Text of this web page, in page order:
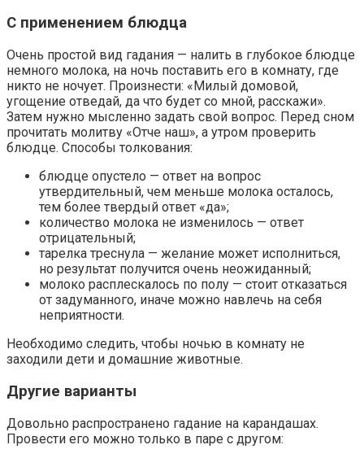
С применением блюдца
Очень простой вид гадания — налить в глубокое блюдце
немного молока, на ночь поставить его в комнату, где
никто не ночует. Произнести: «Милый домовой,
угощение отведай, да что будет со мной, расскажи».
Затем нужно мысленно задать свой вопрос. Перед сном
прочитать молитву «Отче наш», а утром проверить
блюдце. Способы толкования:
блюдце опустело — ответ на вопрос
утвердительный, чем меньше молока осталось,
тем более твердый ответ «да»;
количество молока не изменилось — ответ
отрицательный;
тарелка треснула — желание может исполниться,
но результат получится очень неожиданный;
молоко расплескалось по полу — стоит отказаться
от задуманного, иначе можно навлечь на себя
неприятности.
Необходимо следить, чтобы ночью в комнату не
заходили дети и домашние животные.
Другие варианты
Довольно распространено гадание на карандашах.
Провести его можно только в паре с другом: